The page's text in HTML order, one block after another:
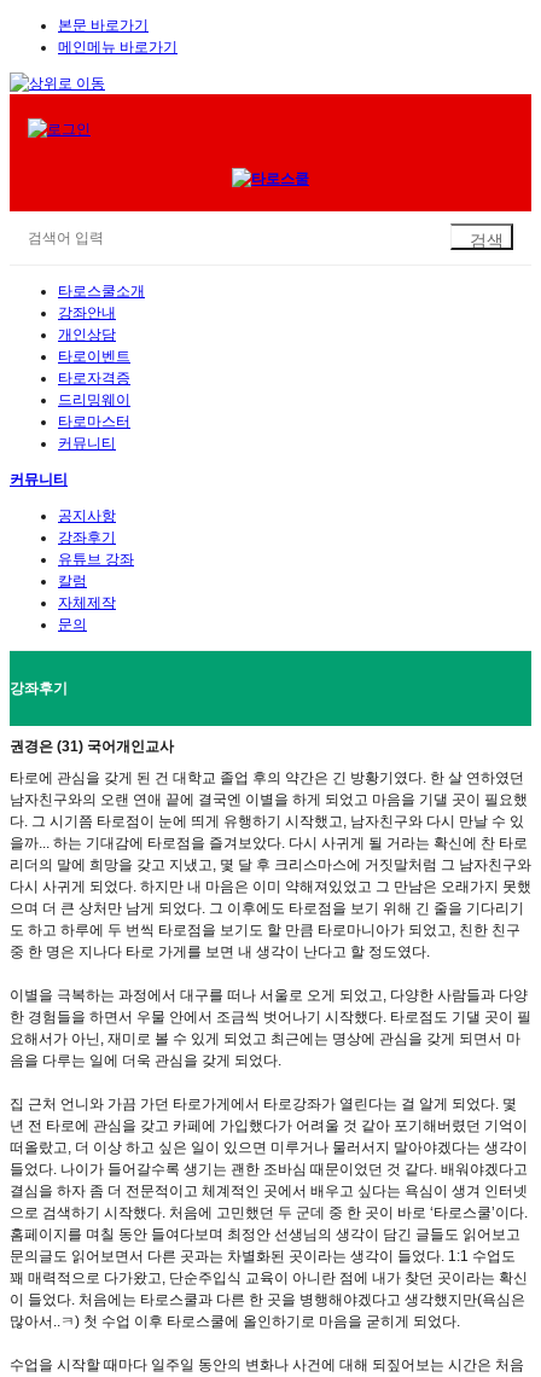
본문 바로가기
메인메뉴 바로가기
타로스쿨소개
강좌안내
개인상담
타로이벤트
타로자격증
드리밍웨이
타로마스터
커뮤니티
커뮤니티
공지사항
강좌후기
유튜브 강좌
칼럼
자체제작
문의
강좌후기
권경은 (31) 국어개인교사
타로에 관심을 갖게 된 건 대학교 졸업 후의 약간은 긴 방황기였다. 한 살 연하였던
남자친구와의 오랜 연애 끝에 결국엔 이별을 하게 되었고 마음을 기댈 곳이 필요했
다. 그 시기쯤 타로점이 눈에 띄게 유행하기 시작했고, 남자친구와 다시 만날 수 있
을까... 하는 기대감에 타로점을 즐겨보았다. 다시 사귀게 될 거라는 확신에 찬 타로
리더의 말에 희망을 갖고 지냈고, 몇 달 후 크리스마스에 거짓말처럼 그 남자친구와
다시 사귀게 되었다. 하지만 내 마음은 이미 약해져있었고 그 만남은 오래가지 못했
으며 더 큰 상처만 남게 되었다. 그 이후에도 타로점을 보기 위해 긴 줄을 기다리기
도 하고 하루에 두 번씩 타로점을 보기도 할 만큼 타로마니아가 되었고, 친한 친구
중 한 명은 지나다 타로 가게를 보면 내 생각이 난다고 할 정도였다.
이별을 극복하는 과정에서 대구를 떠나 서울로 오게 되었고, 다양한 사람들과 다양
한 경험들을 하면서 우물 안에서 조금씩 벗어나기 시작했다. 타로점도 기댈 곳이 필
요해서가 아닌, 재미로 볼 수 있게 되었고 최근에는 명상에 관심을 갖게 되면서 마
음을 다루는 일에 더욱 관심을 갖게 되었다.
집 근처 언니와 가끔 가던 타로가게에서 타로강좌가 열린다는 걸 알게 되었다. 몇
년 전 타로에 관심을 갖고 카페에 가입했다가 어려울 것 같아 포기해버렸던 기억이
떠올랐고, 더 이상 하고 싶은 일이 있으면 미루거나 물러서지 말아야겠다는 생각이
들었다. 나이가 들어갈수록 생기는 괜한 조바심 때문이었던 것 같다. 배워야겠다고
결심을 하자 좀 더 전문적이고 체계적인 곳에서 배우고 싶다는 욕심이 생겨 인터넷
으로 검색하기 시작했다. 처음에 고민했던 두 군데 중 한 곳이 바로 ‘타로스쿨’이다.
홈페이지를 며칠 동안 들여다보며 최정안 선생님의 생각이 담긴 글들도 읽어보고
문의글도 읽어보면서 다른 곳과는 차별화된 곳이라는 생각이 들었다. 1:1 수업도
꽤 매력적으로 다가왔고, 단순주입식 교육이 아니란 점에 내가 찾던 곳이라는 확신
이 들었다. 처음에는 타로스쿨과 다른 한 곳을 병행해야겠다고 생각했지만(욕심은
많아서..ㅋ) 첫 수업 이후 타로스쿨에 올인하기로 마음을 굳히게 되었다.
수업을 시작할 때마다 일주일 동안의 변화나 사건에 대해 되짚어보는 시간은 처음